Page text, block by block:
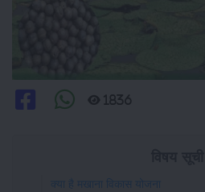
1836
क्या है मखाना विकास योजना